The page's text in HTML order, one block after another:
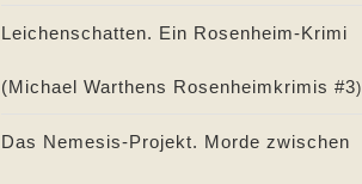
Leichenschatten. Ein Rosenheim-Krimi
(Michael Warthens Rosenheimkrimis #3)
Das Nemesis-Projekt. Morde zwischen